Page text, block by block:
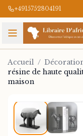
+4915752804191
Accueil /
résine de haute
maison
1/2